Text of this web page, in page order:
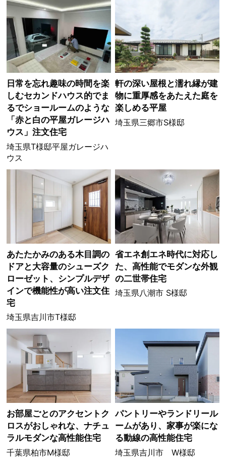
日常を忘れ趣味の時間を楽
しむセカンドハウス的でま
るでショールームのような
「赤と白の平屋ガレージハ
ウス」注文住宅
埼玉県T様邸平屋ガレージハ
ウス
軒の深い屋根と濡れ縁が建
物に重厚感をあたえた庭を
楽しめる平屋
埼玉県三郷市S様邸
あたたかみのある木目調の
ドアと大容量のシューズク
ローゼット、シンプルデザ
インで機能性が高い注文住
宅
埼玉県吉川市T様邸
省エネ創エネ時代に対応し
た、高性能でモダンな外観
の二世帯住宅
埼玉県八潮市 S様邸
お部屋ごとのアクセントク
ロスがおしゃれな、ナチュ
ラルモダンな高性能住宅
千葉県柏市M様邸
パントリーやランドリール
ームがあり、家事が楽にな
る動線の高性能住宅
埼玉県吉川市 W様邸